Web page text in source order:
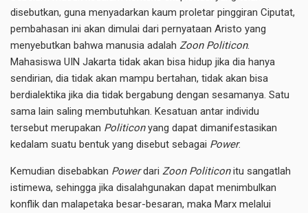
disebutkan, guna menyadarkan kaum proletar pinggiran Ciputat,
pembahasan ini akan dimulai dari pernyataan Aristo yang
menyebutkan bahwa manusia adalah Zoon Politicon.
Mahasiswa UIN Jakarta tidak akan bisa hidup jika dia hanya
sendirian, dia tidak akan mampu bertahan, tidak akan bisa
berdialektika jika dia tidak bergabung dengan sesamanya. Satu
sama lain saling membutuhkan. Kesatuan antar individu
tersebut merupakan Politiconyang dapat dimanifestasikan
kedalam suatu bentuk yang disebut sebagai Power.
Kemudian disebabkan Powerdari Zoon Politiconitu sangatlah
istimewa, sehingga jika disalahgunakan dapat menimbulkan
konflik dan malapetaka besar-besaran, maka Marx melalui